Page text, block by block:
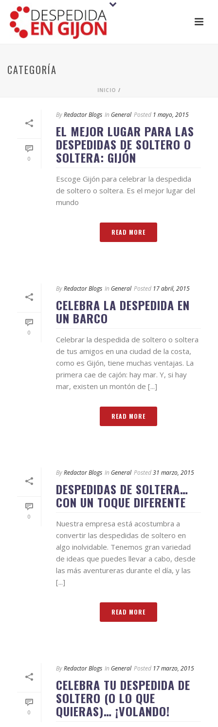
CATEGORÍA
INICIO /
0
ByRedactor Blogs In General Posted 1 mayo, 2015
EL MEJOR LUGAR PARA LAS
DESPEDIDAS DE SOLTERO O
SOLTERA: GIJÓN
Escoge Gijón para celebrar la despedida
de soltero o soltera. Es el mejor lugar del
mundo
READ MORE
0
ByRedactor Blogs In General Posted 17 abril, 2015
CELEBRA LA DESPEDIDA EN
UN BARCO
Celebrar la despedida de soltero o soltera
de tus amigos en una ciudad de la costa,
como es Gijón, tiene muchas ventajas. La
primera cae de cajón: hay mar. Y, si hay
mar, existen un montón de [...]
READ MORE
0
ByRedactor Blogs In General Posted31 marzo, 2015
DESPEDIDAS DE SOLTERA…
CON UN TOQUE DIFERENTE
Nuestra empresa está acostumbra a
convertir las despedidas de soltero en
algo inolvidable. Tenemos gran variedad
de ideas que puedes llevar a cabo, desde
las más aventureras durante el día, y las
[...]
READ MORE
0
ByRedactor Blogs In General Posted 17 marzo, 2015
CELEBRA TU DESPEDIDA DE
SOLTERO (O LO QUE
QUIERAS)… ¡VOLANDO!